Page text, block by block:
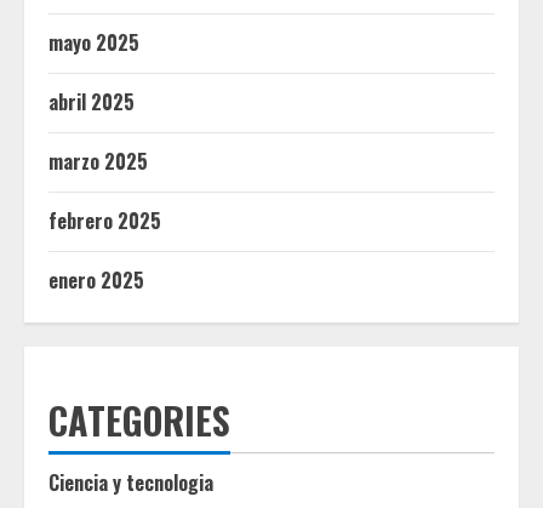
mayo 2025
abril 2025
marzo 2025
febrero 2025
enero 2025
CATEGORIES
Ciencia y tecnologia